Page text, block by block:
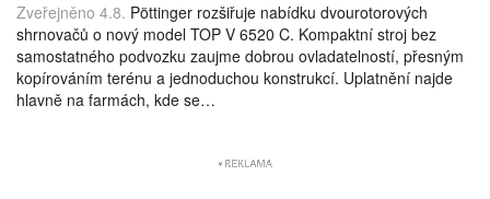
Zveřejněno 4.8. Pöttinger rozšiřuje nabídku dvourotorových
shrnovačů o nový model TOP V 6520 C. Kompaktní stroj bez
samostatného podvozku zaujme dobrou ovladatelností, přesným
kopírováním terénu a jednoduchou konstrukcí. Uplatnění najde
hlavně na farmách, kde se…